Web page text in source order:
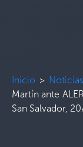
Inicio > Noticias
Martín ante
San Salvador,